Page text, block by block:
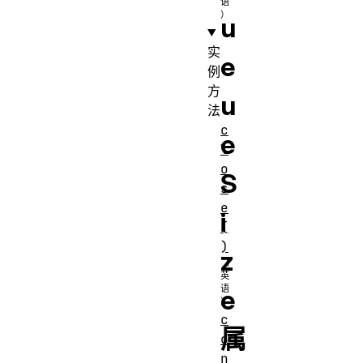
u
e
u
e
S
i
z
e
属
实
例
方
法
c
l
o
s
e
(
)
c
o
n